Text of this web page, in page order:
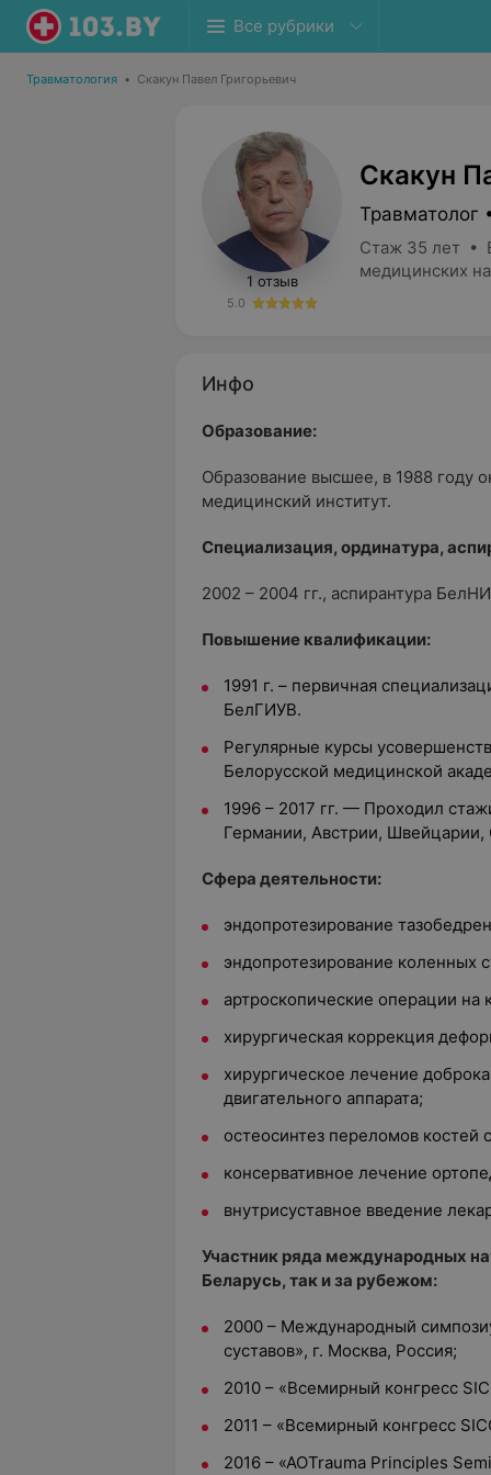
Все рубрики
Травматология • Скакун Павел Григорьевич
1 отзыв
5.0
Скакун
Травматолог
Стаж 35 лет •
медицинских
Инфо
Образование:
Образование высшее, в 1988 году
медицинский институт.
Специализация, ординатура,
2002 – 2004 гг., аспирантура
Повышение квалификации:
1991 г. – первичная
БелГИУВ.
Регулярные курсы
Белорусской медицинской
1996 – 2017 гг. — Проходил
Германии, Австрии,
Сфера деятельности:
эндопротезирование
эндопротезирование коленных
артроскопические операции на
хирургическая коррекция
хирургическое лечение
двигательного аппарата;
остеосинтез переломов костей
консервативное лечение
внутрисуставное введение
Участник ряда международных
Беларусь, так и за рубежом:
2000 – Международный
суставов», г. Москва, Россия;
2010 – «Всемирный конгресс
2011 – «Всемирный конгресс
2016 – «AOTrauma Principles